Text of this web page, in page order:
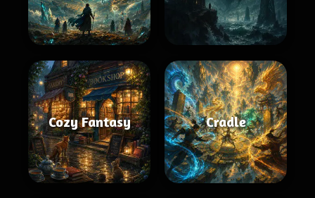
Cozy Fantasy Cradle